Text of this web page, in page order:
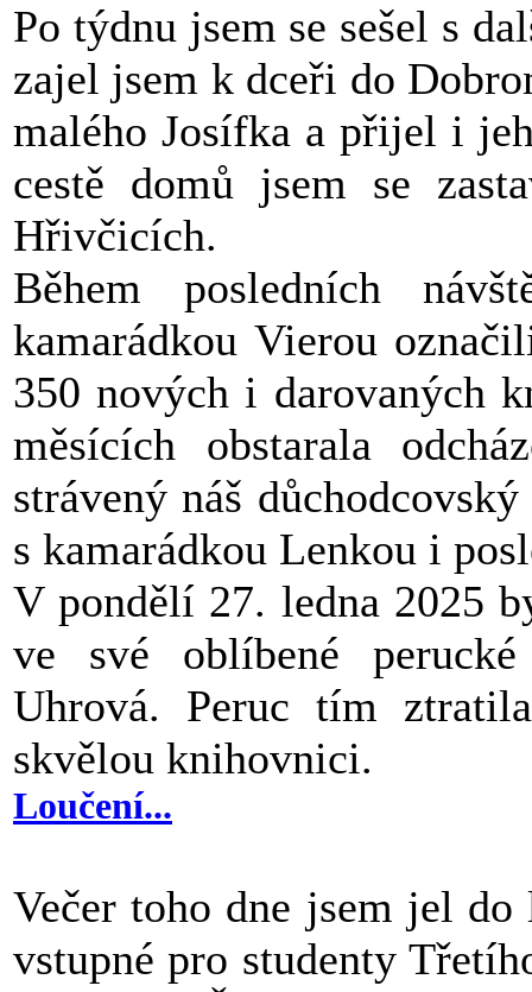
Po týdnu jsem se sešel s
zajel jsem k dceři do
malého Josífka a přijel i
cestě domů jsem se
Hřivčicích.
Během posledních
kamarádkou Vierou
350 nových i darovaných
měsících obstarala
strávený náš
s kamarádkou Lenkou i
V pondělí 27. ledna 2025
ve své oblíbené
Uhrová. Peruc tím
skvělou knihovnici.
Loučení...
Večer toho dne jsem jel do
vstupné pro studenty